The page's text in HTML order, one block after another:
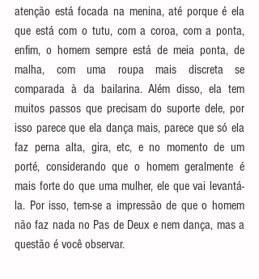
atenção está focada na menina, até porque é ela
que está com o tutu, com a coroa, com a ponta,
enfim, o homem sempre está de meia ponta, de
malha, com uma roupa mais discreta se
comparada à da bailarina. Além disso, ela tem
muitos passos que precisam do suporte dele, por
isso parece que ela dança mais, parece que só ela
faz perna alta, gira, etc, e no momento de um
porté, considerando que o homem geralmente é
mais forte do que uma mulher, ele que vai levantá-
la. Por isso, tem-se a impressão de que o homem
não faz nada no Pas de Deux e nem dança, mas a
questão é você observar.